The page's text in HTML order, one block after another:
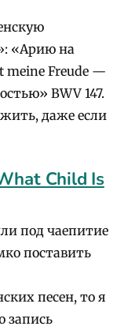
«Арию на
meine Freude —
BWV 147.
даже если
Child Is
под чаепитие
поставить
песен, то я
запись